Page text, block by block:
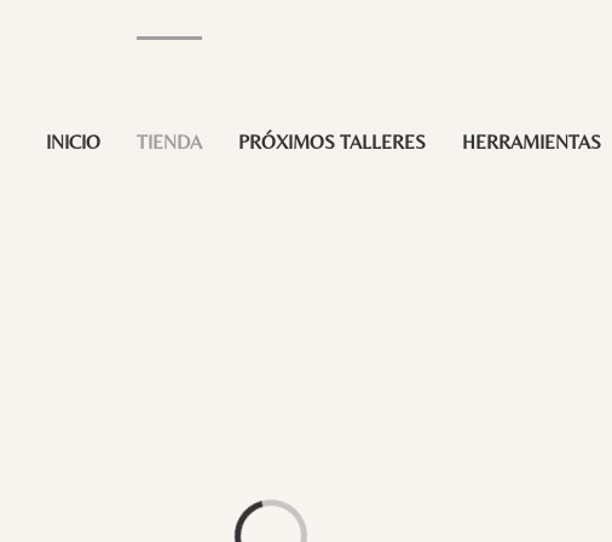
INICIO TIENDA PRÓXIMOS TALLERES HERRAMIENTAS
Loading...